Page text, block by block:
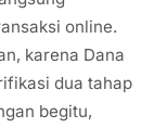
online.
karena Dana
dua tahap
begitu,